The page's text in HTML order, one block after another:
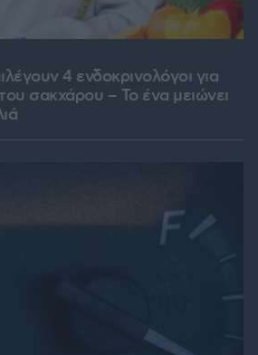
4 ενδοκρινολόγοι για
σακχάρου – Το ένα μειώνει